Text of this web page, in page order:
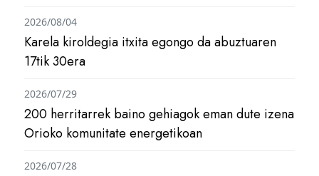
Karela kiroldegia itxita egongo da abuztuaren
17tik 30era
2026/08/04
200 herritarrek baino gehiagok eman dute izena
Orioko komunitate energetikoan
2026/07/29
2026/07/28